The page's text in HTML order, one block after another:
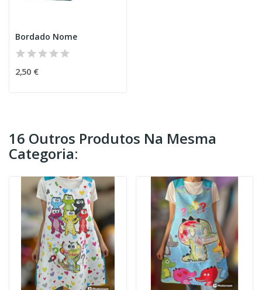
Bordado Nome
2,50 €
16 Outros Produtos Na Mesma
Categoria: